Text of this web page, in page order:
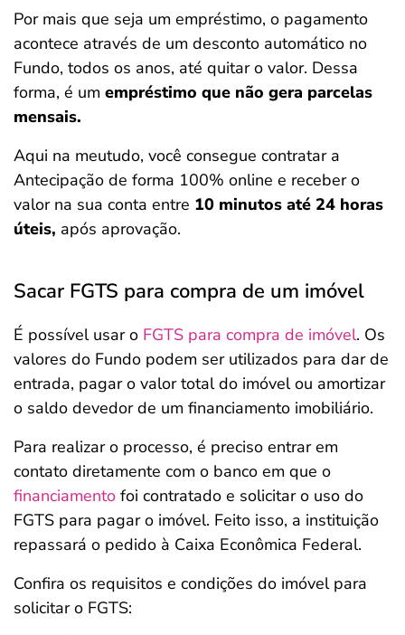
Por mais que seja um empréstimo, o pagamento
acontece através de um desconto automático no
Fundo, todos os anos, até quitar o valor. Dessa
forma, é um empréstimo que não gera parcelas
mensais.
Aqui na meutudo, você consegue contratar a
Antecipação de forma 100% online e receber o
valor na sua conta entre 10 minutos até 24 horas
úteis, após aprovação.
Sacar FGTS para compra de um imóvel
É possível usar o FGTS para compra de imóvel. Os
valores do Fundo podem ser utilizados para dar de
entrada, pagar o valor total do imóvel ou amortizar
o saldo devedor de um financiamento imobiliário.
Para realizar o processo, é preciso entrar em
contato diretamente com o banco em que o
financiamento foi contratado e solicitar o uso do
FGTS para pagar o imóvel. Feito isso, a instituição
repassará o pedido à Caixa Econômica Federal.
Confira os requisitos e condições do imóvel para
solicitar o FGTS: